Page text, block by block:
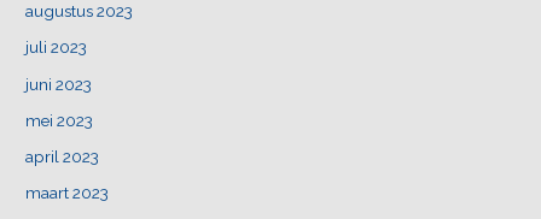
augustus 2023
juli 2023
juni 2023
mei 2023
april 2023
maart 2023